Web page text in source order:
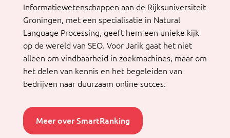
Informatiewetenschappen aan de Rijksuniversiteit
Groningen, met een specialisatie in Natural
Language Processing, geeft hem een unieke kijk
op de wereld van SEO. Voor Jarik gaat het niet
alleen om vindbaarheid in zoekmachines, maar om
het delen van kennis en het begeleiden van
bedrijven naar duurzaam online succes.
Meer over SmartRanking